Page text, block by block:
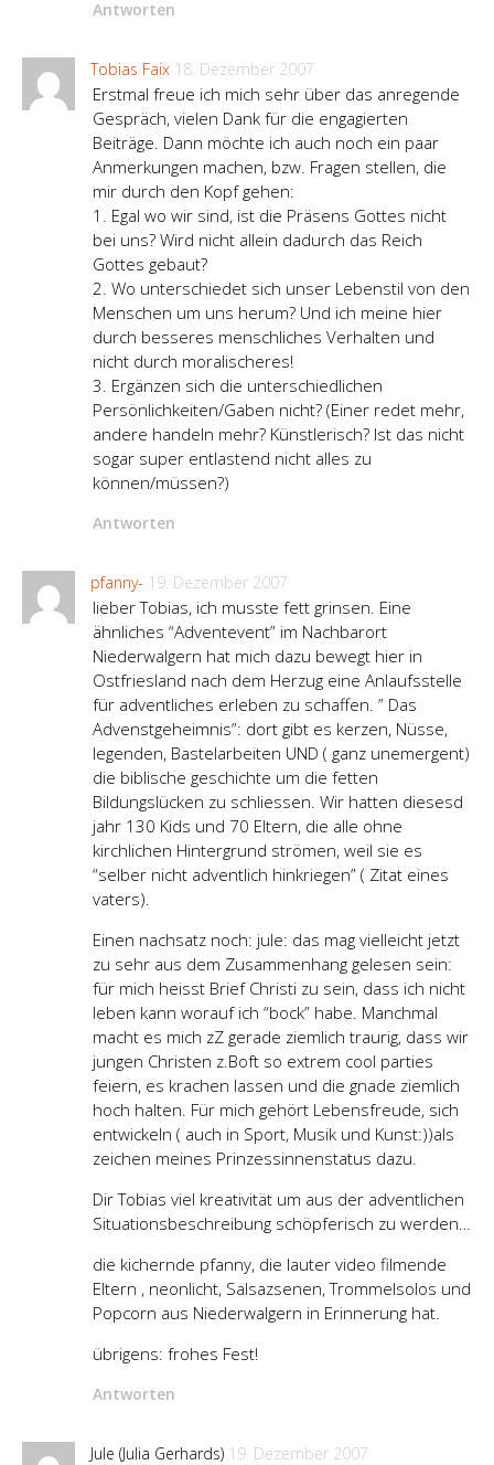
Antworten
Tobias Faix 18. Dezember 2007
Erstmal freue ich mich sehr über das anregende
Gespräch, vielen Dank für die engagierten
Beiträge. Dann möchte ich auch noch ein paar
Anmerkungen machen, bzw. Fragen stellen, die
mir durch den Kopf gehen:
1. Egal wo wir sind, ist die Präsens Gottes nicht
bei uns? Wird nicht allein dadurch das Reich
Gottes gebaut?
2. Wo unterschiedet sich unser Lebenstil von den
Menschen um uns herum? Und ich meine hier
durch besseres menschliches Verhalten und
nicht durch moralischeres!
3. Ergänzen sich die unterschiedlichen
Persönlichkeiten/Gaben nicht? (Einer redet mehr,
andere handeln mehr? Künstlerisch? Ist das nicht
sogar super entlastend nicht alles zu
können/müssen?)
Antworten
pfanny- 19. Dezember 2007
lieber Tobias, ich musste fett grinsen. Eine
ähnliches “Adventevent” im Nachbarort
Niederwalgern hat mich dazu bewegt hier in
Ostfriesland nach dem Herzug eine Anlaufsstelle
für adventliches erleben zu schaffen. ” Das
Advenstgeheimnis”: dort gibt es kerzen, Nüsse,
legenden, Bastelarbeiten UND ( ganz unemergent)
die biblische geschichte um die fetten
Bildungslücken zu schliessen. Wir hatten diesesd
jahr 130 Kids und 70 Eltern, die alle ohne
kirchlichen Hintergrund strömen, weil sie es
“selber nicht adventlich hinkriegen” ( Zitat eines
vaters).
Einen nachsatz noch: jule: das mag vielleicht jetzt
zu sehr aus dem Zusammenhang gelesen sein:
für mich heisst Brief Christi zu sein, dass ich nicht
leben kann worauf ich “bock” habe. Manchmal
macht es mich zZ gerade ziemlich traurig, dass wir
jungen Christen z.Boft so extrem cool parties
feiern, es krachen lassen und die gnade ziemlich
hoch halten. Für mich gehört Lebensfreude, sich
entwickeln ( auch in Sport, Musik und Kunst:))als
zeichen meines Prinzessinnenstatus dazu.
Dir Tobias viel kreativität um aus der adventlichen
Situationsbeschreibung schöpferisch zu werden…
die kichernde pfanny, die lauter video filmende
Eltern , neonlicht, Salsazsenen, Trommelsolos und
Popcorn aus Niederwalgern in Erinnerung hat.
übrigens: frohes Fest!
Antworten
Jule (Julia Gerhards) 19. Dezember 2007